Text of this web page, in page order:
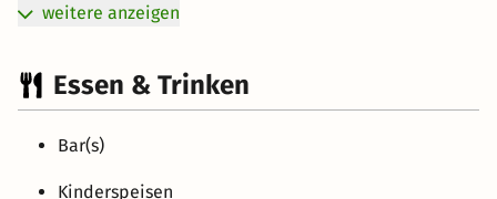
weitere anzeigen
Essen & Trinken
Bar(s)
Kinderspeisen